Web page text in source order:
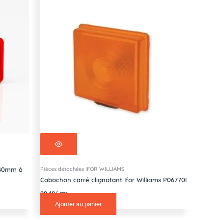
à Pièces détachées IFOR WILLIAMS
Cabochon carré clignotant Ifor Williams P06770I
29,40€ TTC
Ajouter au panier